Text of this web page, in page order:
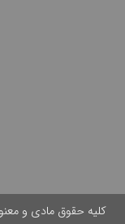
کلیه حقوق مادی و